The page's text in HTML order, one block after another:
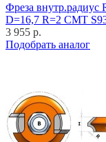
Фреза внутр.радиус
D=16,7 R=2 CMT
3 955 р.
Подобрать аналог